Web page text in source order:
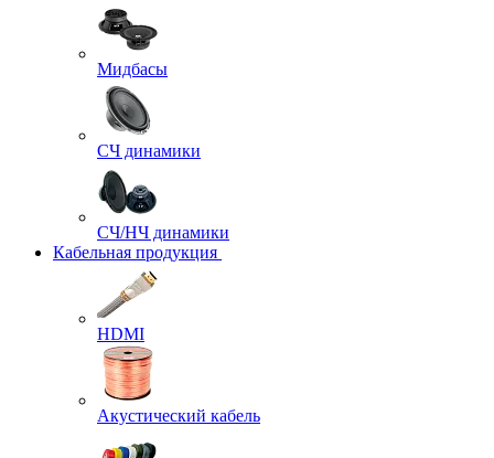
Мидбасы
СЧ динамики
СЧ/НЧ динамики
Кабельная продукция
HDMI
Акустический кабель